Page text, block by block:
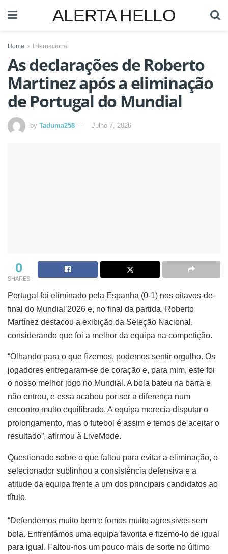
ALERTA HELLO
Home Internacional
As declarações de Roberto
Martinez após a eliminação
de Portugal do Mundial
by Taduma258 Julho 7, 2026
0
SHARES
Portugal foi eliminado pela Espanha (0-1) nos oitavos-de-
final do Mundial’2026 e, no final da partida, Roberto
Martínez destacou a exibição da Seleção Nacional,
considerando que foi a melhor da equipa na competição.
“Olhando para o que fizemos, podemos sentir orgulho. Os
jogadores entregaram-se de coração e, para mim, este foi
o nosso melhor jogo no Mundial. A bola bateu na barra e
não entrou, e essa acabou por ser a diferença num
encontro muito equilibrado. A equipa merecia disputar o
prolongamento, mas o futebol é assim e temos de aceitar o
resultado”, afirmou à LiveMode.
Questionado sobre o que faltou para evitar a eliminação, o
selecionador sublinhou a consistência defensiva e a
atitude da equipa frente a um dos principais candidatos ao
título.
“Defendemos muito bem e fomos muito agressivos sem
bola. Enfrentámos uma equipa favorita e fizemo-lo de igual
para igual. Faltou-nos um pouco mais de sorte no último